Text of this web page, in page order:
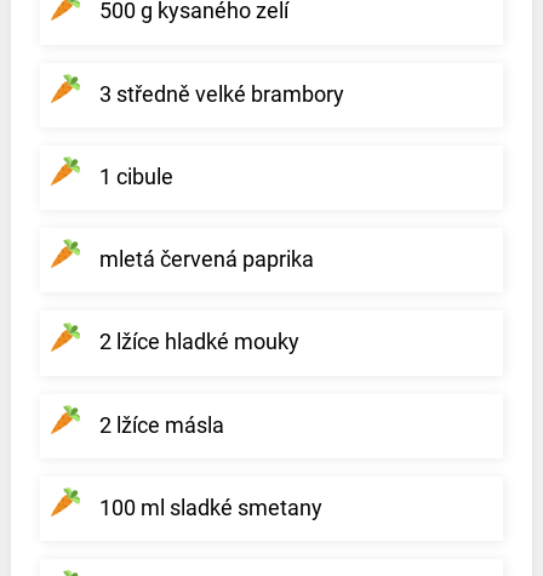
500 g kysaného zelí
3 středně velké brambory
1 cibule
mletá červená paprika
2 lžíce hladké mouky
2 lžíce másla
100 ml sladké smetany